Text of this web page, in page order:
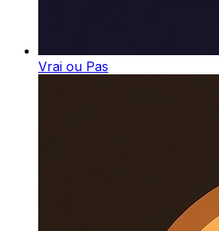
Vrai ou Pas